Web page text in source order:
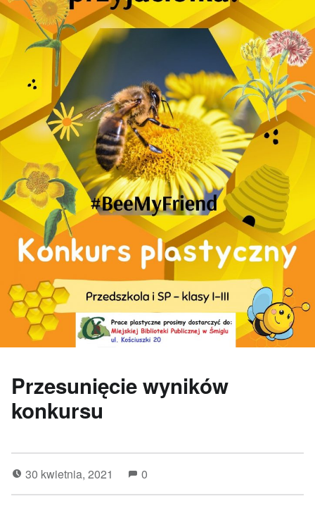
Przesunięcie wyników
konkursu
30 kwietnia, 2021 0